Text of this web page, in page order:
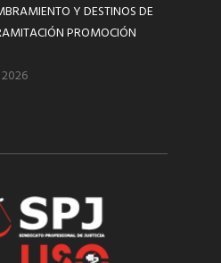
Y DESTINOS DE
PROMOCIÓN